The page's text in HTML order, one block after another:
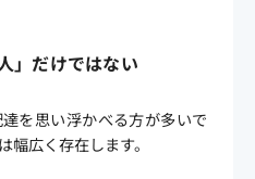
」だけではない
を思い浮かべる方が多いで
幅広く存在します。